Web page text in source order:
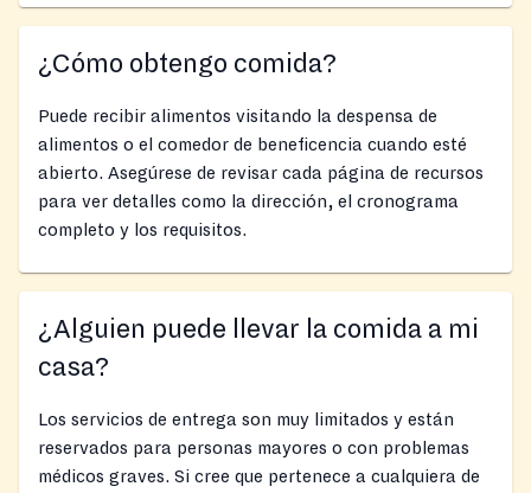
¿Cómo obtengo comida?
Puede recibir alimentos visitando la despensa de
alimentos o el comedor de beneficencia cuando esté
abierto. Asegúrese de revisar cada página de recursos
para ver detalles como la dirección, el cronograma
completo y los requisitos.
¿Alguien puede llevar la comida a mi
casa?
Los servicios de entrega son muy limitados y están
reservados para personas mayores o con problemas
médicos graves. Si cree que pertenece a cualquiera de